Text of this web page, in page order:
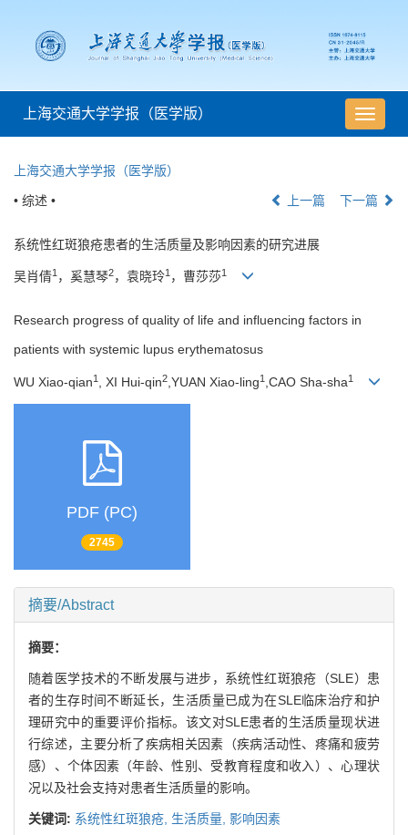
导
航
上海交通大学学报（医学版）
上海交通大学学报（医学版）
• 综述 • 上一篇 下一篇
系统性红斑狼疮患者的生活质量及影响因素的研究进展
吴肖倩1 ，奚慧琴2，袁晓玲1 ，曹莎莎1
Research progress of quality of life and influencing factors in
patients with systemic lupus erythematosus
WU Xiao-qian1 , XI Hui-qin2 ,YUAN Xiao-ling1 ,CAO Sha-sha1
PDF (PC)
2745
摘要/Abstract
摘要：
随着医学技术的不断发展与进步，系统性红斑狼疮（SLE）患
者的生存时间不断延长，生活质量已成为在SLE临床治疗和护
理研究中的重要评价指标。该文对SLE患者的生活质量现状进
行综述，主要分析了疾病相关因素（疾病活动性、疼痛和疲劳
感）、个体因素（年龄、性别、受教育程度和收入）、心理状
况以及社会支持对患者生活质量的影响。
关键词: 系统性红斑狼疮, 生活质量, 影响因素